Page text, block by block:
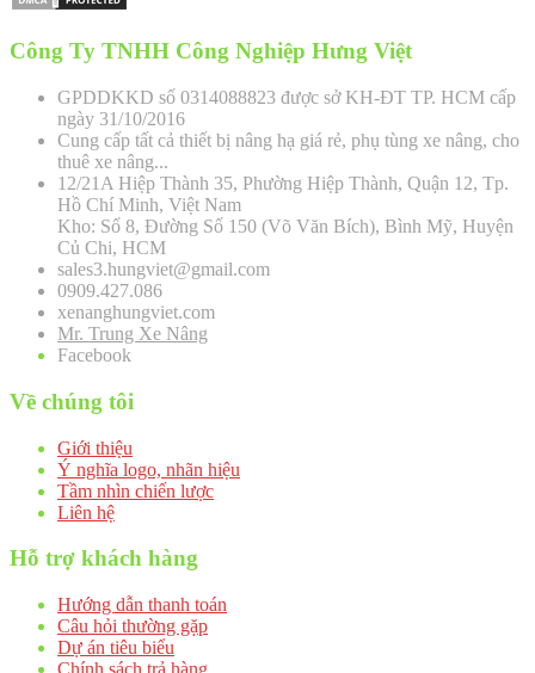
Công Ty TNHH Công Nghiệp Hưng Việt
GPDDKKD số 0314088823 được sở KH-ĐT TP. HCM cấp
ngày 31/10/2016
Cung cấp tất cả thiết bị nâng hạ giá rẻ, phụ tùng xe nâng, cho
thuê xe nâng...
12/21A Hiệp Thành 35, Phường Hiệp Thành, Quận 12, Tp.
Hồ Chí Minh, Việt Nam
Kho: Số 8, Đường Số 150 (Võ Văn Bích), Bình Mỹ, Huyện
Củ Chi, HCM
sales3.hungviet@gmail.com
0909.427.086
xenanghungviet.com
Mr. Trung Xe Nâng
Facebook
Về chúng tôi
Giới thiệu
Ý nghĩa logo, nhãn hiệu
Tầm nhìn chiến lược
Liên hệ
Hỗ trợ khách hàng
Hướng dẫn thanh toán
Câu hỏi thường gặp
Dự án tiêu biểu
Chính sách trả hàng